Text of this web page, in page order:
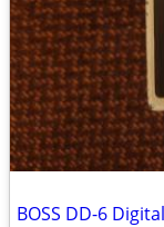
BOSS DD-6